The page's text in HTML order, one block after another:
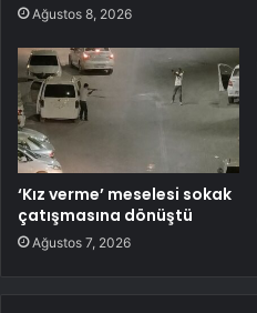
Ağustos 8, 2026
‘Kız verme’ meselesi sokak
çatışmasına dönüştü
Ağustos 7, 2026